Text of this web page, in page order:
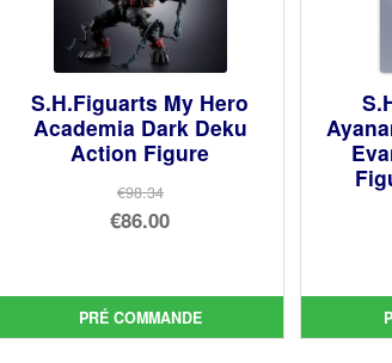
S.H.Figuarts My Hero
Academia Dark Deku
Action Figure
€98.34
Le
était :
€98.34.
€86.00
actuel
est :
PRÉ COMMANDE